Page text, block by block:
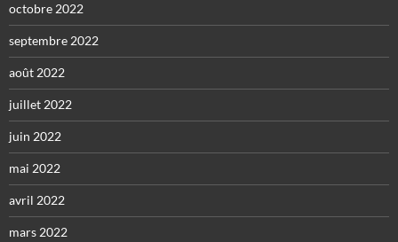
octobre 2022
septembre 2022
août 2022
juillet 2022
juin 2022
mai 2022
avril 2022
mars 2022